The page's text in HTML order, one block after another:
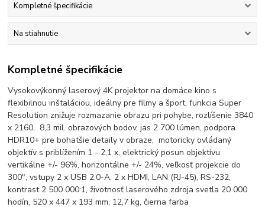
Kompletné špecifikácie
Na stiahnutie
Kompletné špecifikácie
Vysokovýkonný laserový 4K projektor na domáce kino s
flexibilnou inštaláciou, ideálny pre filmy a šport, funkcia Super
Resolution znižuje rozmazanie obrazu pri pohybe, rozlíšenie 3840
x 2160, 8,3 mil. obrazových bodov, jas 2 700 lúmen, podpora
HDR10+ pre bohatšie detaily v obraze, motoricky ovládaný
objektív s priblížením 1 - 2,1 x, elektrický posun objektívu
vertikálne +/- 96%, horizontálne +/- 24%, veľkosť projekcie do
300", vstupy 2 x USB 2.0-A, 2 x HDMI, LAN (RJ-45), RS-232,
kontrast 2 500 000:1, životnosť laserového zdroja svetla 20 000
hodín, 520 x 447 x 193 mm, 12,7 kg, čierna farba